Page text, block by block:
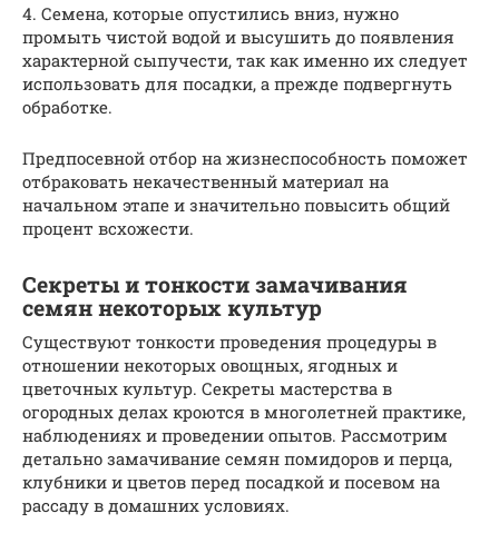
4. Семена, которые опустились вниз, нужно
промыть чистой водой и высушить до появления
характерной сыпучести, так как именно их следует
использовать для посадки, а прежде подвергнуть
обработке.
Предпосевной отбор на жизнеспособность поможет
отбраковать некачественный материал на
начальном этапе и значительно повысить общий
процент всхожести.
Секреты и тонкости замачивания
семян некоторых культур
Существуют тонкости проведения процедуры в
отношении некоторых овощных, ягодных и
цветочных культур. Секреты мастерства в
огородных делах кроются в многолетней практике,
наблюдениях и проведении опытов. Рассмотрим
детально замачивание семян помидоров и перца,
клубники и цветов перед посадкой и посевом на
рассаду в домашних условиях.